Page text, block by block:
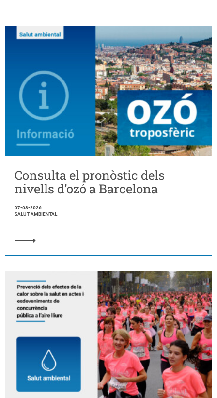
Consulta el pronòstic dels
nivells d’ozó a Barcelona
07-08-2026
SALUT AMBIENTAL